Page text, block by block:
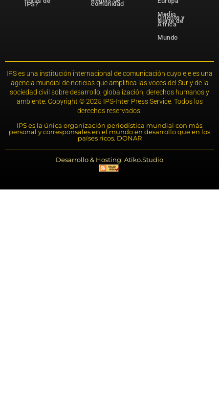
IPS? comunidad
Medio
Oriente y
Norte de
África
Mundo
IPS es una institución internacional de comunicación cuyo eje es una
agencia mundial de noticias que amplifica las voces del Sur y de la
sociedad civil sobre desarrollo, globalización, derechos humanos y
ambiente. Copyright © 2025 IPS-Inter Press Service. Todos los
derechos reservados.
IPS es la única organización periodística mundial con más
personal y corresponsales en el mundo en desarrollo que en los
países ricos. DONAR
Desarrollo & Hosting: Atiko.Studio